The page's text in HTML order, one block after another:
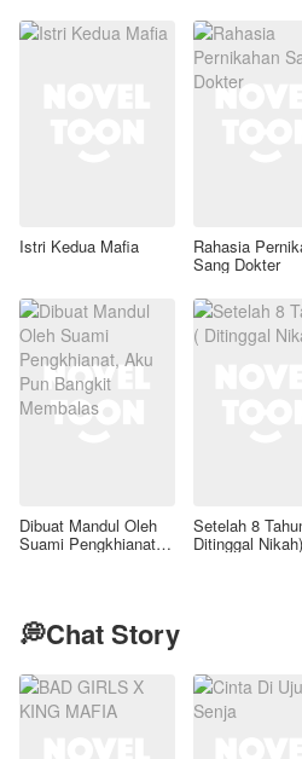
Istri Kedua Mafia Rahasia
Sang Dokter
Dibuat Mandul Oleh
Suami Pengkhianat,
Setelah 8
Ditinggal Nikah)
💭Chat Story